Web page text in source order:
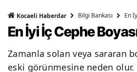
Kocaeli Haberdar Bilgi Bankası En
En İyi İç Cephe
Zamanla solan veya sararan
eski görünmesine neden olur.